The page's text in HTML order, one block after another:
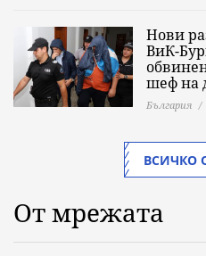
Нови
ВиК-
шеф на
България
ВСИЧКО
От мрежата